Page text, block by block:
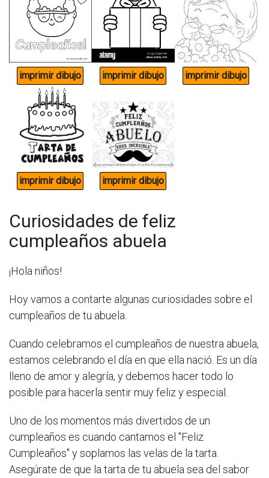
Curiosidades de feliz
cumpleaños abuela
¡Hola niños!
Hoy vamos a contarte algunas curiosidades sobre el
cumpleaños de tu abuela.
Cuando celebramos el cumpleaños de nuestra abuela,
estamos celebrando el día en que ella nació. Es un día
lleno de amor y alegría, y debemos hacer todo lo
posible para hacerla sentir muy feliz y especial.
Uno de los momentos más divertidos de un
cumpleaños es cuando cantamos el "Feliz
Cumpleaños" y soplamos las velas de la tarta.
Asegúrate de que la tarta de tu abuela sea del sabor